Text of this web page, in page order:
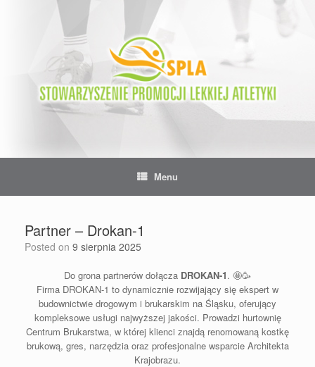
Menu
Partner – Drokan-1
Posted on 9 sierpnia 2025
Do grona partnerów dołącza DROKAN-1. 🤩🥳
Firma DROKAN-1 to dynamicznie rozwijający się ekspert w
budownictwie drogowym i brukarskim na Śląsku, oferujący
kompleksowe usługi najwyższej jakości. Prowadzi hurtownię
Centrum Brukarstwa, w której klienci znajdą renomowaną kostkę
brukową, gres, narzędzia oraz profesjonalne wsparcie Architekta
Krajobrazu.